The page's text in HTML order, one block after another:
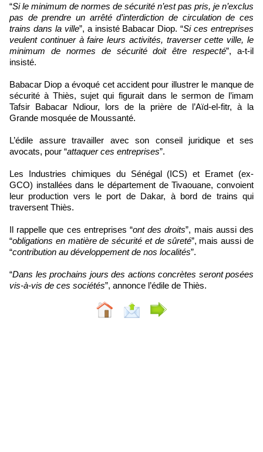
“Si le minimum de normes de sécurité n’est pas pris, je n’exclus
pas de prendre un arrêté d’interdiction de circulation de ces
trains dans la ville”, a insisté Babacar Diop. “Si ces entreprises
veulent continuer à faire leurs activités, traverser cette ville, le
minimum de normes de sécurité doit être respecté”, a-t-il
insisté.
Babacar Diop a évoqué cet accident pour illustrer le manque de
sécurité à Thiès, sujet qui figurait dans le sermon de l’imam
Tafsir Babacar Ndiour, lors de la prière de l’Aïd-el-fitr, à la
Grande mosquée de Moussanté.
L’édile assure travailler avec son conseil juridique et ses
avocats, pour “attaquer ces entreprises”.
Les Industries chimiques du Sénégal (ICS) et Eramet (ex-
GCO) installées dans le département de Tivaouane, convoient
leur production vers le port de Dakar, à bord de trains qui
traversent Thiès.
Il rappelle que ces entreprises “ont des droits”, mais aussi des
“obligations en matière de sécurité et de sûreté”, mais aussi de
“contribution au développement de nos localités”.
“Dans les prochains jours des actions concrètes seront posées
vis-à-vis de ces sociétés”, annonce l’édile de Thiès.